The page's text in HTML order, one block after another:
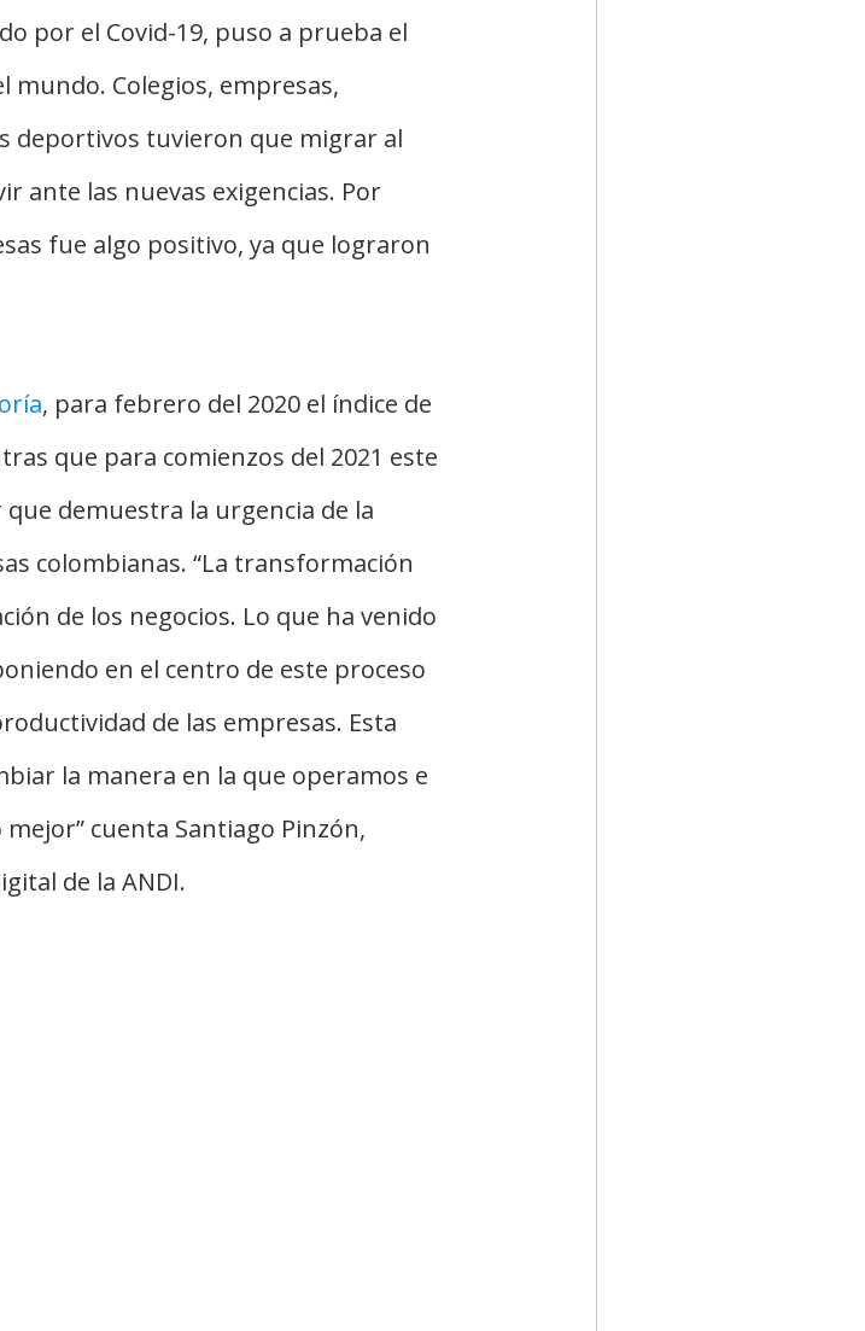
por el Covid-19, puso a prueba el
Colegios, empresas,
deportivos tuvieron que migrar al
ante las nuevas exigencias. Por
fue algo positivo, ya que lograron
, para febrero del 2020 el índice de
que para comienzos del 2021 este
demuestra la urgencia de la
colombianas. “La transformación
de los negocios. Lo que ha venido
en el centro de este proceso
de las empresas. Esta
la manera en la que operamos e
cuenta Santiago Pinzón,
de la ANDI.